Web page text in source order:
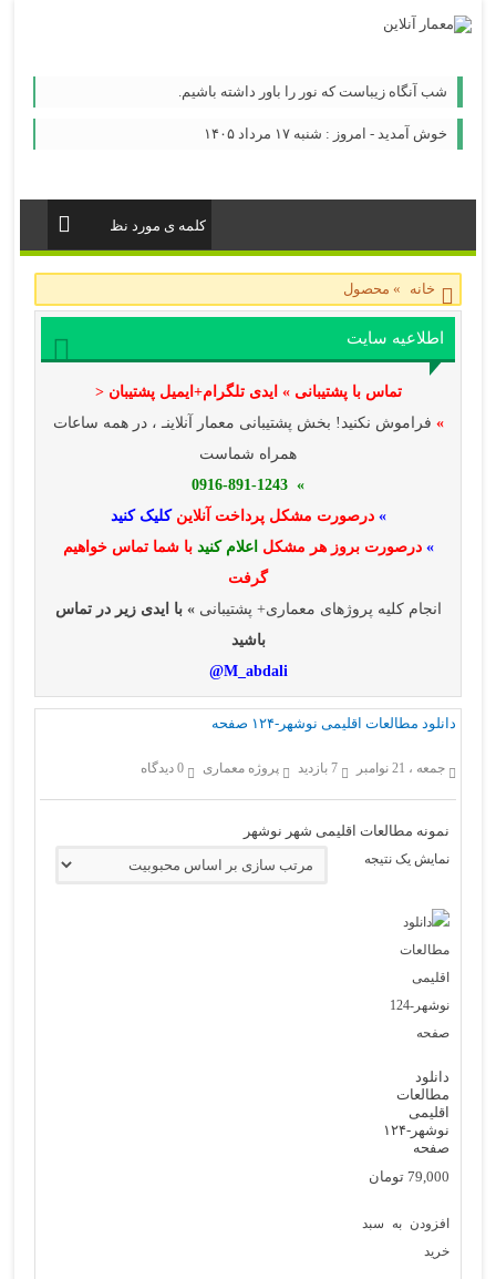
شب آنگاه زیباست که نور را باور داشته باشیم.
خوش آمدید - امروز : شنبه ۱۷ مرداد ۱۴۰۵
خانه » محصول
اطلاعیه سایت
تماس با پشتیبانی » ایدی تلگرام+ایمیل پشتیبان <
» فراموش نکنید! بخش پشتیبانی معمار آنلاینـ ، در همه ساعات
همراه شماست
» 0916-891-1243
» درصورت مشکل پرداخت آنلاینکلیک کنید
» درصورت بروز هر مشکل اعلام کنید با شما تماس خواهیم
گرفت
انجام کلیه پروژهای معماری+ پشتیبانی» با ایدی زیر در تماس
باشید
M_abdali@
دانلود مطالعات اقلیمی نوشهر-۱۲۴ صفحه
جمعه ، 21 نوامبر 7 بازدید پروژه معماری 0 دیدگاه
نمونه مطالعات اقلیمی شهر نوشهر
نمایش یک نتیجه
دانلود
مطالعات
اقلیمی
نوشهر-۱۲۴
صفحه
79,000 تومان
افزودن به سبد
خرید